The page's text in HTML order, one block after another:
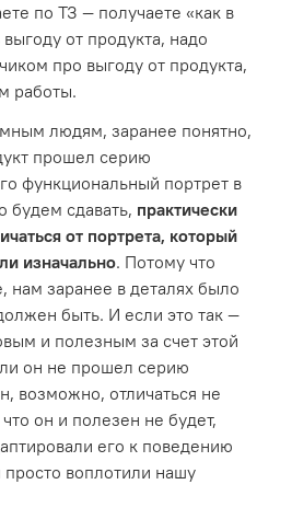
по ТЗ — получаете «как в
от продукта, надо
про выгоду от продукта,
работы.
людям, заранее понятно,
прошел серию
функциональный портрет в
будем сдавать, практически
от портрета, который
изначально. Потому что
нам заранее в деталях было
быть. И если это так —
и полезным за счет этой
он не прошел серию
возможно, отличаться не
что он и полезен не будет,
его к поведению
воплотили нашу